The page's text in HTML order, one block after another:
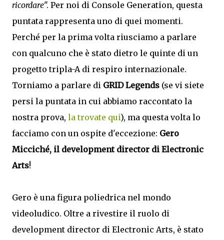
ricordare". Per noi di Console Generation, questa
puntata rappresenta uno di quei momenti.
Perché per la prima volta riusciamo a parlare
con qualcuno che è stato dietro le quinte di un
progetto tripla-A di respiro internazionale.
Torniamo a parlare di GRID Legends (se vi siete
persi la puntata in cui abbiamo raccontato la
nostra prova, la trovate qui), ma questa volta lo
facciamo con un ospite d'eccezione: Gero
Micciché, il development director di Electronic
Arts!
Gero è una figura poliedrica nel mondo
videoludico. Oltre a rivestire il ruolo di
development director di Electronic Arts, è stato